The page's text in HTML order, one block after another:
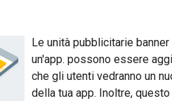
Le unità pubblicitarie
un'app. possono essere
che gli utenti vedranno un
della tua app. Inoltre,